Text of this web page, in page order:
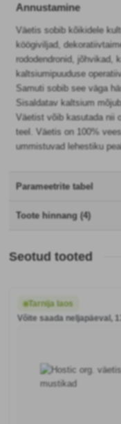
Annustamine
Väetis sobib kõikidele
köögiviljad,
rododendronid, jõhvikad,
kaltsiumipuuduse
Samuti sobib see väga
Sisaldatav kaltsium
Väetist võib kasutada nii
teel. Väetis on 100%
ummistuvad lehestiku
Parameetrite tabel
Toote hinnang (4)
Seotud tooted
Tarnija laos
Võite saada neljapäeval,